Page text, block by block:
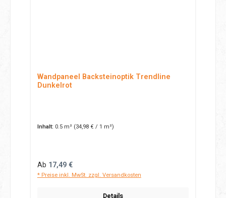
Wandpaneel Backsteinoptik Trendline
Dunkelrot
Inhalt: 0.5 m² (34,98 € / 1 m²)
Regulärer Preis:
Ab 17,49 €
* Preise inkl. MwSt. zzgl. Versandkosten
Details